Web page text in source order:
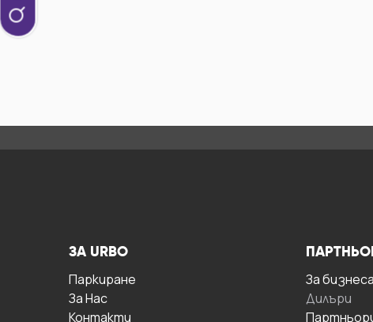
ЗА URBO
Паркиране
За Hас
Контакти
За бизнесa
Дилъри